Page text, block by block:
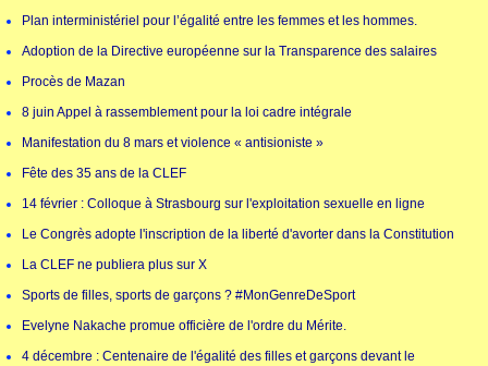
Plan interministériel pour l’égalité entre les femmes et les hommes.
Adoption de la Directive européenne sur la Transparence des salaires
Procès de Mazan
8 juin Appel à rassemblement pour la loi cadre intégrale
Manifestation du 8 mars et violence « antisioniste »
Fête des 35 ans de la CLEF
14 février : Colloque à Strasbourg sur l'exploitation sexuelle en ligne
Le Congrès adopte l'inscription de la liberté d'avorter dans la Constitution
La CLEF ne publiera plus sur X
Sports de filles, sports de garçons ? #MonGenreDeSport
Evelyne Nakache promue officière de l'ordre du Mérite.
4 décembre : Centenaire de l'égalité des filles et garçons devant le